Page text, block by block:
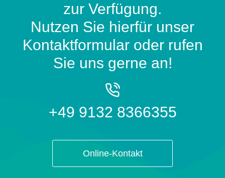
zur Verfügung.
Nutzen Sie hierfür unser
Kontaktformular oder rufen
Sie uns gerne an!
+49 9132 8366355
Online-Kontakt